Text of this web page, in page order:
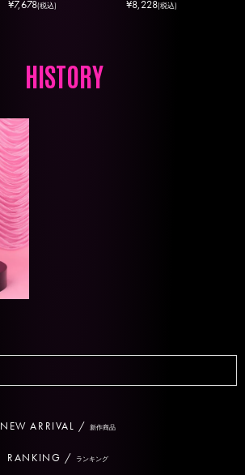
¥7,678(税込) ¥8,228(税込)
HISTORY
NEW ARRIVAL /新作商品
RANKING / ランキング